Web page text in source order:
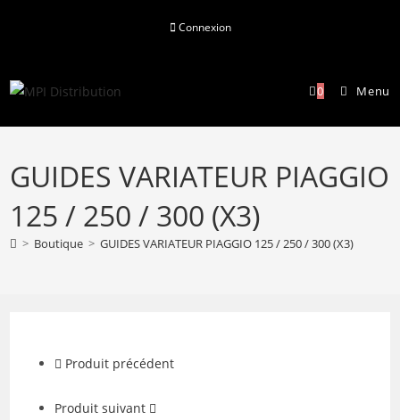
Connexion
0 Menu
GUIDES VARIATEUR PIAGGIO
125 / 250 / 300 (X3)
> Boutique > GUIDES VARIATEUR PIAGGIO 125 / 250 / 300 (X3)
Produit précédent
Produit suivant